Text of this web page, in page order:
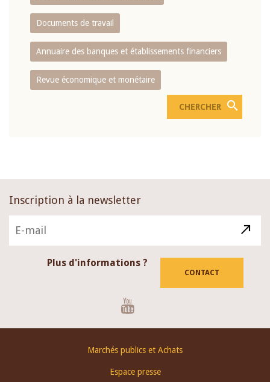
Documents de travail
Annuaire des banques et établissements financiers
Revue économique et monétaire
Inscription à la newsletter
Plus d'informations ?
CONTACT
Marchés publics et Achats
Espace presse